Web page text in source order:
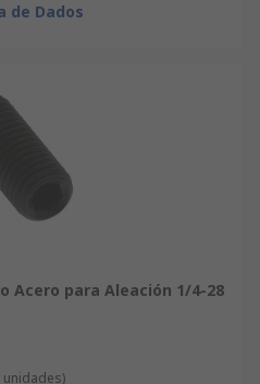
de Dados
Acero para Aleación 1/4-28